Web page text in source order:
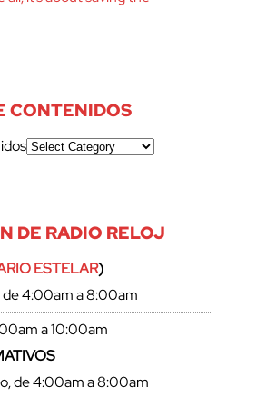
CONTENIDOS
DE RADIO RELOJ
ESTELAR)
de 4:00am a 8:00am
a 10:00am
de 4:00am a 8:00am